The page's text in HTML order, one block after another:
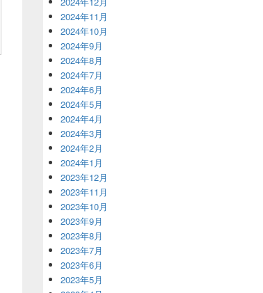
2024年11月
2024年10月
2024年9月
2024年8月
2024年7月
2024年6月
2024年5月
2024年4月
2024年3月
2024年2月
2024年1月
2023年12月
2023年11月
2023年10月
2023年9月
2023年8月
2023年7月
2023年6月
2023年5月